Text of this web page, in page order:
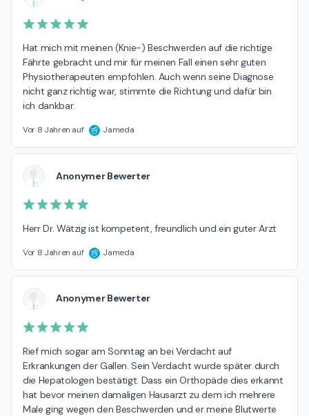
Hat mich mit meinen (Knie-) Beschwerden auf die richtige
Fährte gebracht und mir für meinen Fall einen sehr guten
Physiotherapeuten empfohlen. Auch wenn seine Diagnose
nicht ganz richtig war, stimmte die Richtung und dafür bin
ich dankbar.
Vor 8 Jahren auf Jameda
Anonymer Bewerter
Herr Dr. Wätzig ist kompetent, freundlich und ein guter Arzt
Vor 8 Jahren auf Jameda
Anonymer Bewerter
Rief mich sogar am Sonntag an bei Verdacht auf
Erkrankungen der Gallen. Sein Verdacht wurde später durch
die Hepatologen bestätigt. Dass ein Orthopäde dies erkannt
hat bevor meinen damaligen Hausarzt zu dem ich mehrere
Male ging wegen den Beschwerden und er meine Blutwerte